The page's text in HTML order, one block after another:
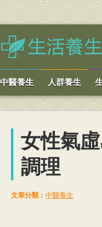
中醫養生 人群養生
女性氣
調理
文章分類： 中醫養生